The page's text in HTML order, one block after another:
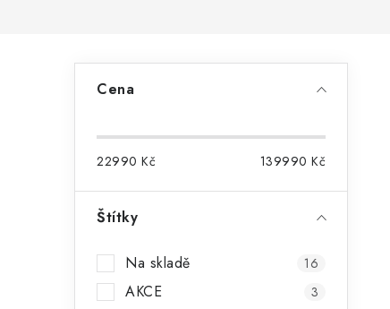
t
Cena
22990 Kč 139990 Kč
Štítky
Na skladě 16
AKCE 3